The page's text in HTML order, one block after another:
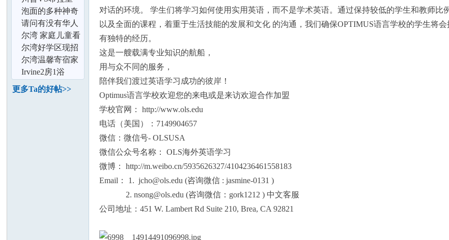
尔湾社区！
从政策详细对照
看美国华裔究
泡面的多种神奇
吃法。。。
请问有没有华人
的体操学校？
尔湾 家庭儿童看
护
尔湾好学区现招
寄宿女学生
尔湾温馨寄宿家
庭
Irvine2房1浴
condo出租
更多Ta的好帖>>
对话的环境。 学生们将学习如何使用实用英语，而不是学术英语。通过保持较低的学生和教师比
以及全面的课程，着重于生活技能的发展和文化 的沟通，我们确保OPTIMUS语言学校的学生将会
有独特的经历。
这是一艘载满专业知识的航船，
用与众不同的服务，
陪伴我们渡过英语学习成功的彼岸！
Optimus语言学校欢迎您的来电或是来访欢迎合作加盟
学校官网： http://www.ols.edu
电话（美国）：7149904657
微信：微信号- OLSUSA
微信公众号名称： OLS海外英语学习
微博： http://m.weibo.cn/5935626327/4104236461558183
Email： 1. jcho@ols.edu (咨询微信 : jasmine-0131 )
2. nsong@ols.edu (咨询微信：gork1212 ) 中文客服
公司地址：451 W. Lambert Rd Suite 210, Brea, CA 92821